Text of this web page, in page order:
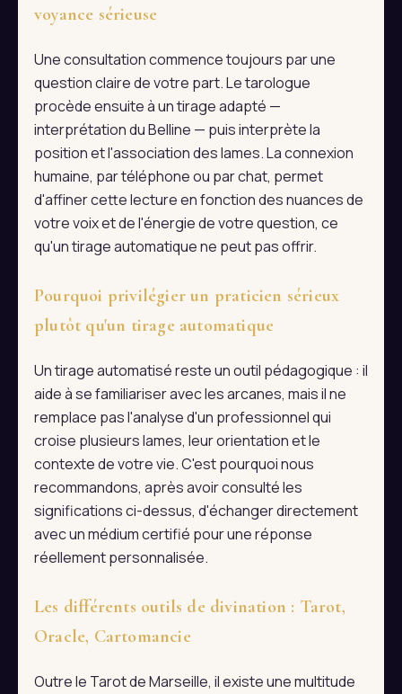
voyance sérieuse
Une consultation commence toujours par une
question claire de votre part. Le tarologue
procède ensuite à un tirage adapté —
interprétation du Belline — puis interprète la
position et l'association des lames. La connexion
humaine, par téléphone ou par chat, permet
d'affiner cette lecture en fonction des nuances de
votre voix et de l'énergie de votre question, ce
qu'un tirage automatique ne peut pas offrir.
Pourquoi privilégier un praticien sérieux
plutôt qu'un tirage automatique
Un tirage automatisé reste un outil pédagogique : il
aide à se familiariser avec les arcanes, mais il ne
remplace pas l'analyse d'un professionnel qui
croise plusieurs lames, leur orientation et le
contexte de votre vie. C'est pourquoi nous
recommandons, après avoir consulté les
significations ci-dessus, d'échanger directement
avec un médium certifié pour une réponse
réellement personnalisée.
Les différents outils de divination : Tarot,
Oracle, Cartomancie
Outre le Tarot de Marseille, il existe une multitude